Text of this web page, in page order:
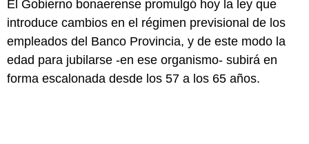
El Gobierno bonaerense promulgó hoy la ley que
introduce cambios en el régimen previsional de los
empleados del Banco Provincia, y de este modo la
edad para jubilarse -en ese organismo- subirá en
forma escalonada desde los 57 a los 65 años.